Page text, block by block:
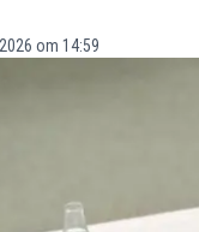
om 14:59